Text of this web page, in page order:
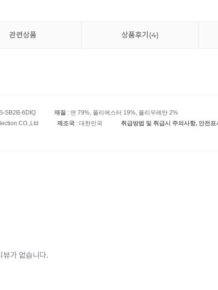
관련상품 상품후기(4)
SB2B-6DIQ 재질 : 면 79%, 폴리에스터 19%, 폴리우레탄 2%
CO.,Ltd 제조국 : 대한민국 취급방법 및 취급시 주의사항, 안전표